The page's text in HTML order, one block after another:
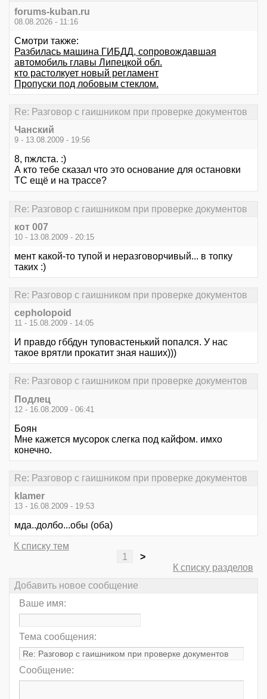
forums-kuban.ru
08.08.2026 - 11:16
Смотри также:
Разбилась машина ГИБДД, сопровождавшая
автомобиль главы Липецкой обл.
кто растолкует новый регламент
Пропуски под лобовым стеклом.
Re: Разговор с гаишником при проверке документов
Чанский
9 - 13.08.2009 - 19:56
8, пжлста. :)
А кто тебе сказал что это основание для остановки
ТС ещё и на трассе?
Re: Разговор с гаишником при проверке документов
кот 007
10 - 13.08.2009 - 20:15
мент какой-то тупой и неразговорчивый... в топку
таких :)
Re: Разговор с гаишником при проверке документов
cepholopoid
11 - 15.08.2009 - 14:05
И правдо гббдун туповастенький попался. У нас
такое врятли прокатит зная наших)))
Re: Разговор с гаишником при проверке документов
Подлец
12 - 16.08.2009 - 06:41
Боян
Мне кажется мусорок слегка под кайфом. имхо
конечно.
Re: Разговор с гаишником при проверке документов
klamer
13 - 16.08.2009 - 19:53
мда..долбо...обы (оба)
К списку тем
1
>
К списку разделов
Добавить новое сообщение
Ваше имя:
Тема сообщения:
Сообщение: